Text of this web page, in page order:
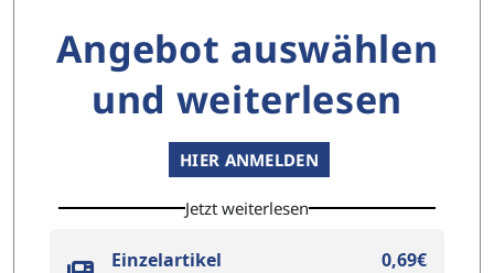
Angebot auswählen
und weiterlesen
HIER ANMELDEN
Jetzt weiterlesen
Einzelartikel 0,69€